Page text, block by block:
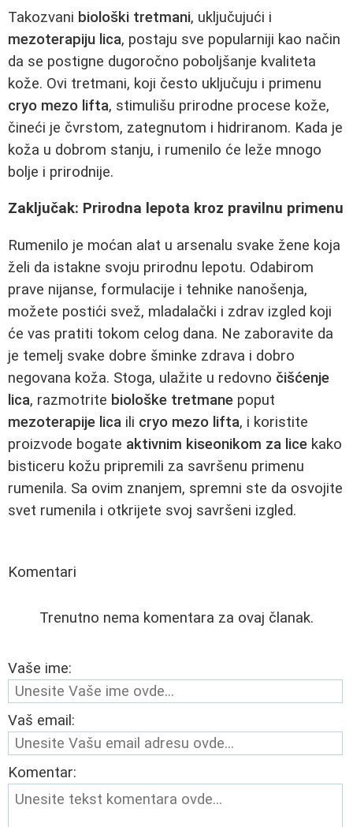
Takozvani biološki tretmani, uključujući i
mezoterapiju lica, postaju sve popularniji kao način
da se postigne dugoročno poboljšanje kvaliteta
kože. Ovi tretmani, koji često uključuju i primenu
cryo mezo lifta, stimulišu prirodne procese kože,
čineći je čvrstom, zategnutom i hidriranom. Kada je
koža u dobrom stanju, i rumenilo će leže mnogo
bolje i prirodnije.
Zaključak: Prirodna lepota kroz pravilnu primenu
Rumenilo je moćan alat u arsenalu svake žene koja
želi da istakne svoju prirodnu lepotu. Odabirom
prave nijanse, formulacije i tehnike nanošenja,
možete postići svež, mladalački i zdrav izgled koji
će vas pratiti tokom celog dana. Ne zaboravite da
je temelj svake dobre šminke zdrava i dobro
negovana koža. Stoga, ulažite u redovno čišćenje
lica, razmotrite biološke tretmane poput
mezoterapije lica ili cryo mezo lifta, i koristite
proizvode bogate aktivnim kiseonikom za lice kako
bisticeru kožu pripremili za savršenu primenu
rumenila. Sa ovim znanjem, spremni ste da osvojite
svet rumenila i otkrijete svoj savršeni izgled.
Komentari
Trenutno nema komentara za ovaj članak.
Vaše ime:
Vaš email:
Komentar: